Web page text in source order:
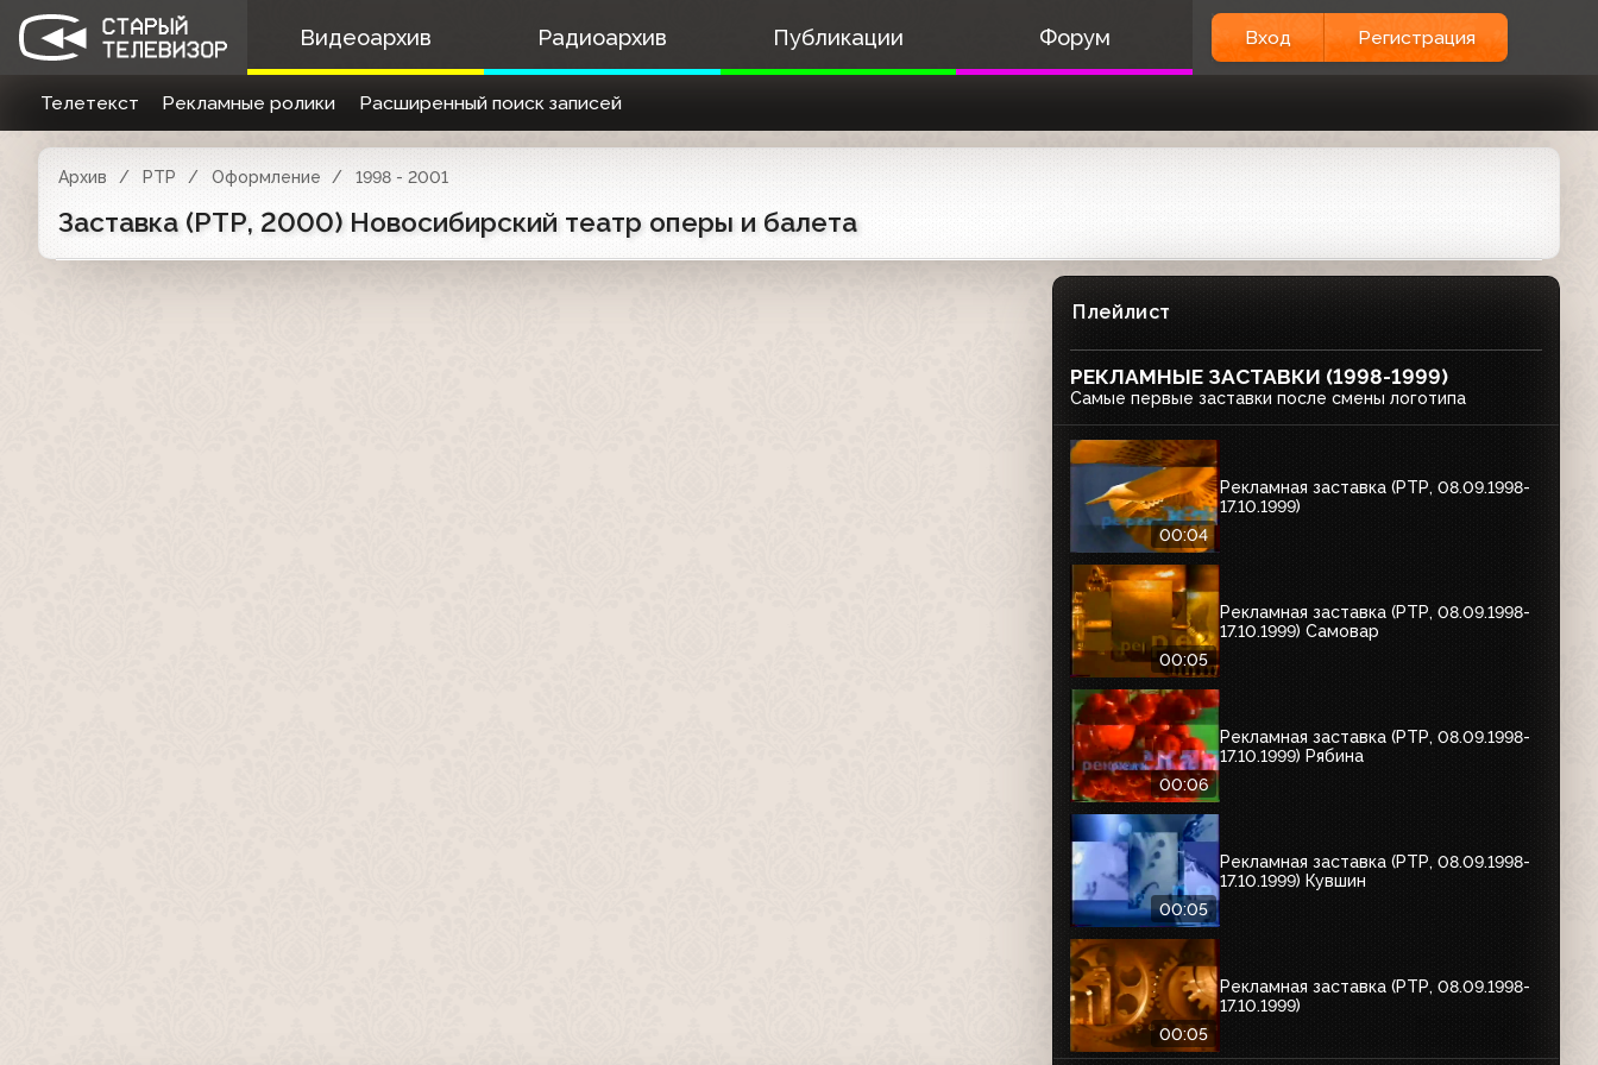
Видеоархив Радиоархив Публикации Форум Вход Регистрация
Телетекст Рекламные ролики Расширенный поиск записей
Архив РТР Оформление 1998 - 2001
Заставка (РТР, 2000) Новосибирский театр оперы и балета
Плейлист
РЕКЛАМНЫЕ ЗАСТАВКИ (1998-1999)
Самые первые заставки после смены логотипа
00:04
Рекламная заставка (РТР, 08.09.1998-
17.10.1999)
00:05
Рекламная заставка (РТР, 08.09.1998-
17.10.1999) Самовар
00:06
Рекламная заставка (РТР, 08.09.1998-
17.10.1999) Рябина
00:05
Рекламная заставка (РТР, 08.09.1998-
17.10.1999) Кувшин
00:05
Рекламная заставка (РТР, 08.09.1998-
17.10.1999)